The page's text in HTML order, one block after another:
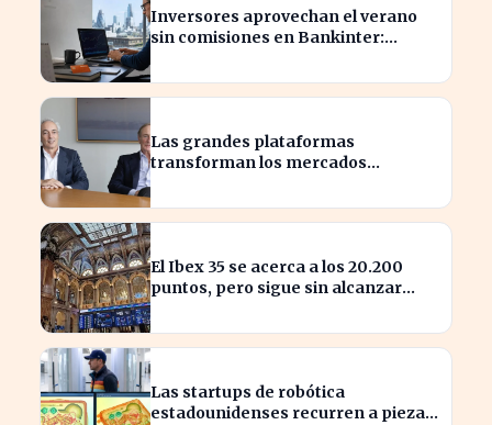
Inversores aprovechan el verano
sin comisiones en Bankinter:
internacional
Las grandes plataformas
transforman los mercados
competencia
El Ibex 35 se acerca a los 20.200
puntos, pero sigue sin alcanzar
Las startups de robótica
estadounidenses recurren a piezas